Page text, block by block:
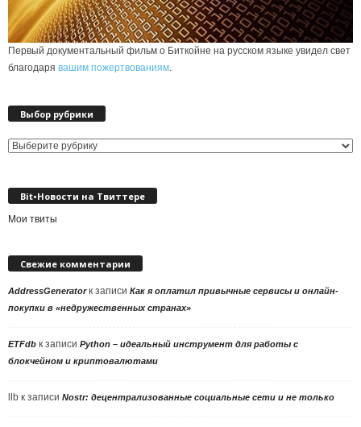
Первый документальный фильм о Биткойне на русском языке увидел свет
благодаря вашим пожертвованиям
Выбор рубрики
Выбор
Bit•Новости на Твиттере
Мои твиты
Свежие комментарии
AddressGeneratorк записи Как я оплатил привычные сервисы и онлайн-
покупки в «недружественных странах»
ETFdb к записи Python – идеальный инструмент для работы с
блокчейном и криптовалютами
llb к записи Nostr: децентрализованные социальные сети и не только